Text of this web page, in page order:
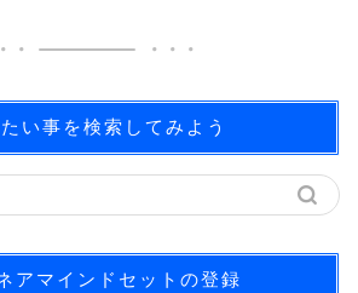
い事を検索してみよう
アマインドセットの登録